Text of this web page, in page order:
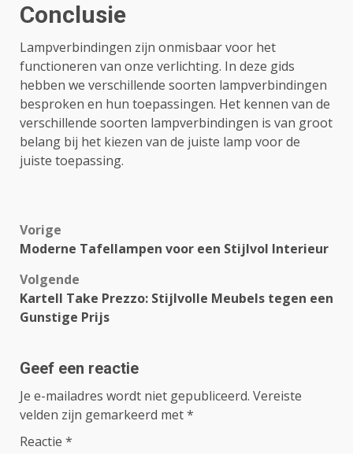
Conclusie
Lampverbindingen zijn onmisbaar voor het
functioneren van onze verlichting. In deze gids
hebben we verschillende soorten lampverbindingen
besproken en hun toepassingen. Het kennen van de
verschillende soorten lampverbindingen is van groot
belang bij het kiezen van de juiste lamp voor de
juiste toepassing.
Bericht
Vorige
Moderne Tafellampen voor een Stijlvol Interieur
Volgende
Kartell Take Prezzo: Stijlvolle Meubels tegen een
Gunstige Prijs
Geef een reactie
Je e-mailadres wordt niet gepubliceerd. Vereiste
velden zijn gemarkeerd met*
Reactie *